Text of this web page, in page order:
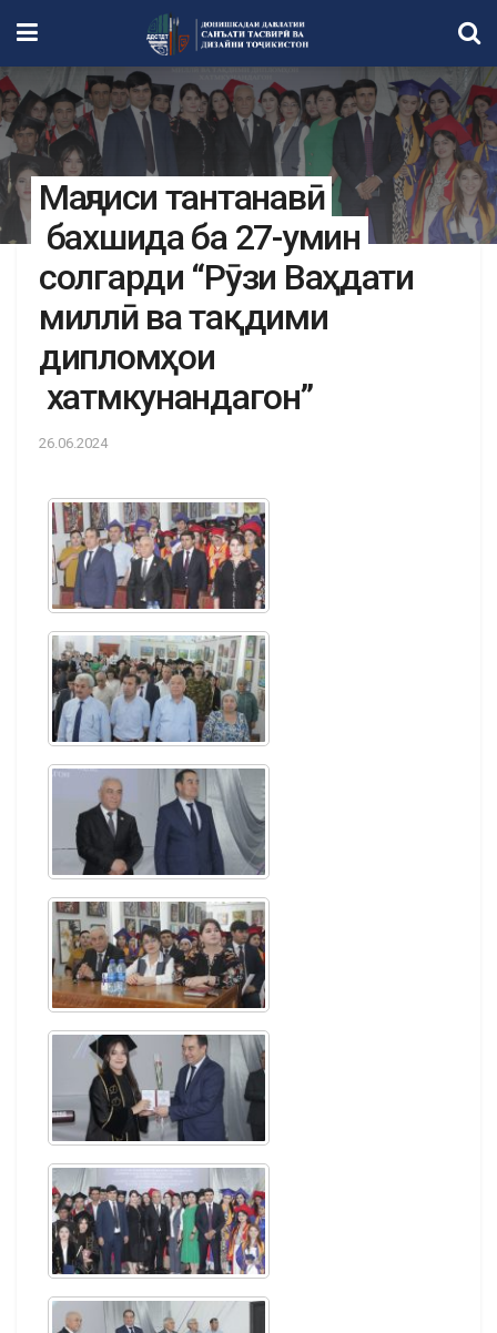
Маҷлиси тантанавӣ
бахшида ба 27-умин
солгарди “Рӯзи Ваҳдати
миллӣ ва тақдими
дипломҳои
хатмкунандагон”
26.06.2024